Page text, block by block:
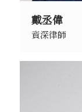
戴丞偉
資深律師